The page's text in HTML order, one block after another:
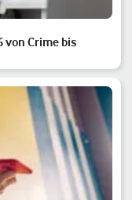
von Crime bis